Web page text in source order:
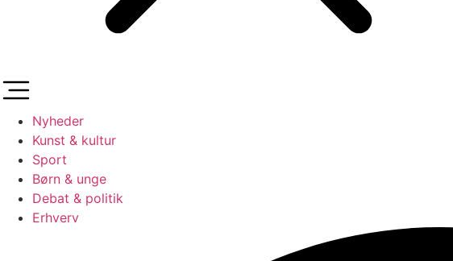
Nyheder
Kunst & kultur
Sport
Børn & unge
Debat & politik
Erhverv